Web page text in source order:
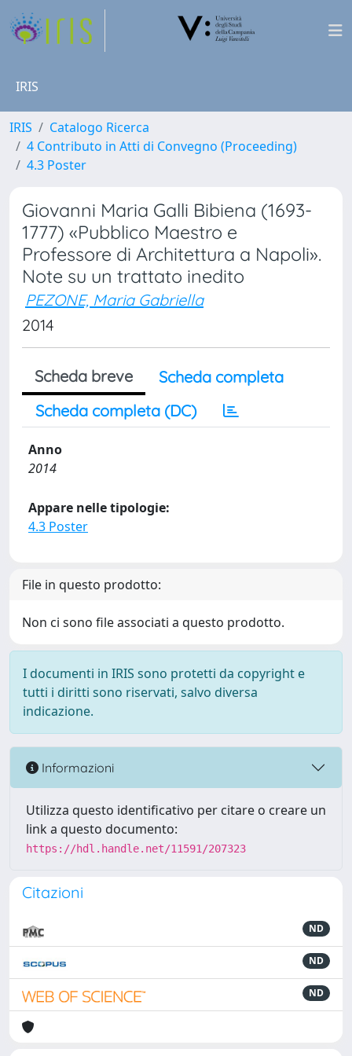
IRIS
IRIS
Catalogo Ricerca
4 Contributo in Atti di Convegno (Proceeding)
4.3 Poster
Giovanni Maria Galli Bibiena (1693-
1777) «Pubblico Maestro e
Professore di Architettura a Napoli».
Note su un trattato inedito
PEZONE, Maria Gabriella
2014
Scheda breve
Scheda completa
Scheda completa (DC)
Anno
2014
Appare nelle tipologie:
4.3 Poster
File in questo prodotto:
Non ci sono file associati a questo prodotto.
I documenti in IRIS sono protetti da copyright e
tutti i diritti sono riservati, salvo diversa
indicazione.
Informazioni
Utilizza questo identificativo per citare o creare un
link a questo documento:
https://hdl.handle.net/11591/207323
Citazioni
ND
ND
ND